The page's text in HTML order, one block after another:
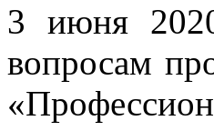
3 июня
вопросам